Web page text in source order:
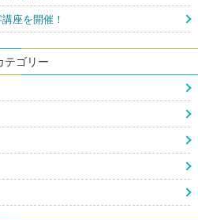
座を開催！
テゴリー